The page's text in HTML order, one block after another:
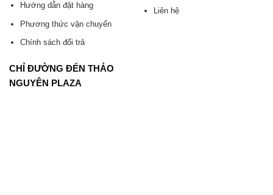
Hướng dẫn đặt hàng
Phương thức vận chuyển
Chính sách đổi trả
Liên hệ
CHỈ ĐƯỜNG ĐẾN THẢO
NGUYÊN PLAZA